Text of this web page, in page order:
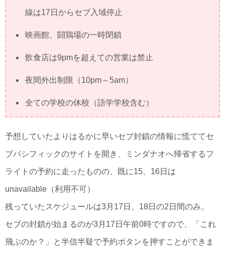
線は17日からセブ入域停止
映画館、闘鶏場の一時閉鎖
飲食店は9pmを超えての営業は禁止
夜間外出制限（10pm～5am）
全ての学校の休校（語学学校含む）
予想していたよりはるかに早いセブ封鎖の情報に慌ててセ
ブパシフィックのサイトを開き、ミンダナオへ帰省するフ
ライトの予約に走ったものの、既に15、16日は
unavailable（利用不可）
残っていたスケジュールは3月17日、18日の2日間のみ。
セブの封鎖が始まるのが3月17日午前0時ですので、「これ
飛ぶのか？」と半信半疑で予約ボタンを押すことができま